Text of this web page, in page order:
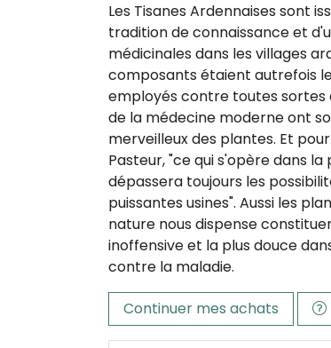
Les Tisanes Ardennaises sont
tradition de connaissance et
médicinales dans les villages
composants étaient autrefois
employés contre toutes sortes
de la médecine moderne ont
merveilleux des plantes. Et
Pasteur, "ce qui s'opère dans
dépassera toujours les
puissantes usines". Aussi les
nature nous dispense
inoffensive et la plus douce
contre la maladie.
Continuer mes achats